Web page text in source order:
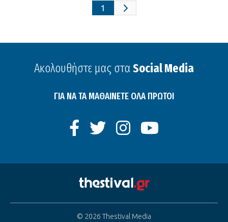
1
Ακολουθήστε μας στα Social Media
ΓΙΑ ΝΑ ΤΑ ΜΑΘΑΙΝΕΤΕ ΟΛΑ ΠΡΩΤΟΙ
© 2026 Thestival Media